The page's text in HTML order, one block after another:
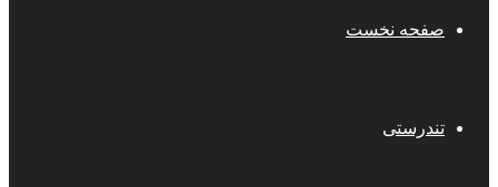
صفحه نخست
تندرستی